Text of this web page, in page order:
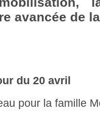
avancée de
du 20 avril
pour la famille